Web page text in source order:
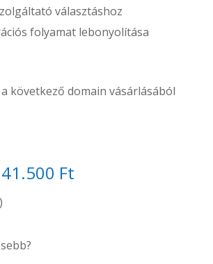
választáshoz
folyamat lebonyolítása
a következő domain vásárlásából
Ft